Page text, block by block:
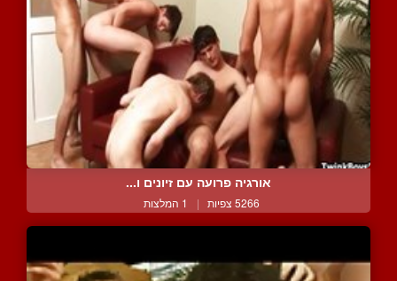
אורגיה פרועה עם זיונים ו...
5266 צפיות | 1 המלצות